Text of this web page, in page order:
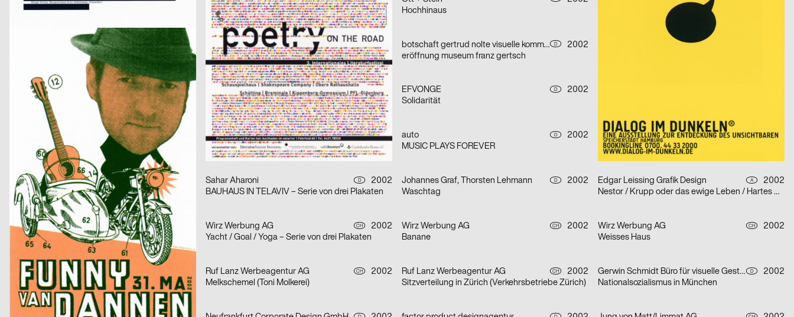
COEXISTENCE : BI OR NOT TO BE
Ott + Stein Posters from Berlin
Hochhinaus
popdeurope – Serie von zwei Plakaten
Susanne Strohbach, Ralf Wolfermann D
2002
Fette Engel über Chemnitz – Serie von vier Plakaten
U9 visuelle Allianz GmbH
2002
Hobit 2003
botschaft gertrud nolte visuelle kommunikation und beratung D
2002
eröffnung museum franz gertsch
Franz Scholz D
2002
AIDS/AID?
Franz Scholz
2002
THE KILAUEAS!
EFVONGE D
2002
Solidarität
Matthias Görlich, Charalampos Lazos D
2002
HALB FÜNF RAUM
Sascha Brossmann, Heike Grebin, Nina Lehmann D
2002
von fall zu fall
auto D
2002
MUSIC PLAYS FOREVER
Helmut Brade D
2002
Gesammelte Plakate
Helmut Brade D
2002
Nur beste Plakate
Sahar Aharoni D
2002
BAUHAUS IN TELAVIV – Serie von drei Plakaten
Johannes Graf, Thorsten Lehmann D
2002
Waschtag
Edgar Leissing Grafik Design A
2002
Nestor / Krupp oder das ewige Leben / Hartes Herz – Serie von drei Plakaten
Icon Kommunikationsdesign D
Compilation 1
Wirz Werbung AG CH
2002
Yacht / Goal / Yoga – Serie von drei Plakaten
Wirz Werbung AG CH
2002
Banane
Wirz Werbung AG CH
2002
Weisses Haus
Brechbühl Erich
2002
Theatersport
Ruf Lanz Werbeagentur AG CH
2002
Melkschemel (Toni Molkerei)
Ruf Lanz Werbeagentur AG CH
2002
Sitzverteilung in Zürich (Verkehrsbetriebe Zürich)
Gerwin Schmidt Büro für visuelle Gestaltung D
2002
Nationalsozialismus in München